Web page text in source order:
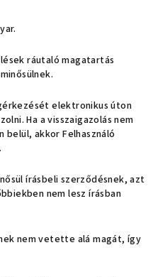
ráutaló magatartás
elektronikus úton
Ha a visszaigazolás nem
belül, akkor Felhasználó
írásbeli szerződésnek, azt
nem lesz írásban
nem vetette alá magát, így